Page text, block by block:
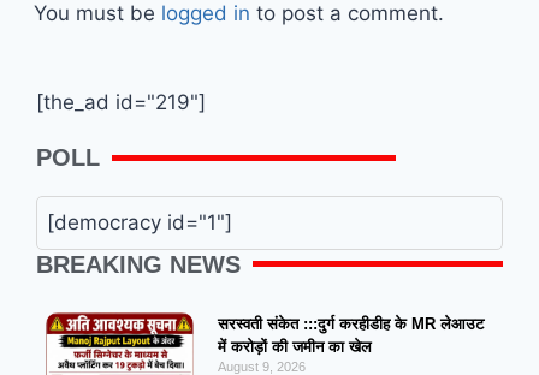
You must be logged in to post a comment.
[the_ad id="219"]
POLL
[democracy id="1"]
BREAKING NEWS
सरस्वती संकेत :::दुर्ग करहीडीह के MR लेआउट
में करोड़ों की जमीन का खेल
August 9, 2026